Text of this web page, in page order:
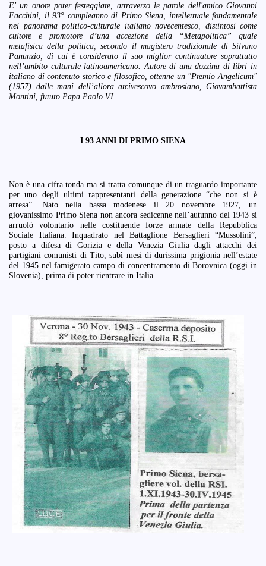
E' un onore poter festeggiare, attraverso le parole dell'amico Giovanni
Facchini, il 93° compleanno di Primo Siena, intellettuale fondamentale
nel panorama politico-culturale italiano novecentesco, distintosi come
cultore e promotore d’una accezione della “Metapolitica” quale
metafisica della politica, secondo il magistero tradizionale di Silvano
Panunzio, di cui è considerato il suo miglior continuatore soprattutto
nell’ambito culturale latinoamericano. Autore di una dozzina di libri in
italiano di contenuto storico e filosofico, ottenne un "Premio Angelicum"
(1957) dalle mani dell’allora arcivescovo ambrosiano, Giovambattista
Montini, futuro Papa Paolo VI.
I 93 ANNI DI PRIMO SIENA
Non è una cifra tonda ma si tratta comunque di un traguardo importante
per uno degli ultimi rappresentanti della generazione “che non si è
arresa”. Nato nella bassa modenese il 20 novembre 1927, un
giovanissimo Primo Siena non ancora sedicenne nell’autunno del 1943 si
arruolò volontario nelle costituende forze armate della Repubblica
Sociale Italiana. Inquadrato nel Battaglione Bersaglieri “Mussolini”,
posto a difesa di Gorizia e della Venezia Giulia dagli attacchi dei
partigiani comunisti di Tito, subì mesi di durissima prigionia nell’estate
del 1945 nel famigerato campo di concentramento di Borovnica (oggi in
Slovenia), prima di poter rientrare in Italia.